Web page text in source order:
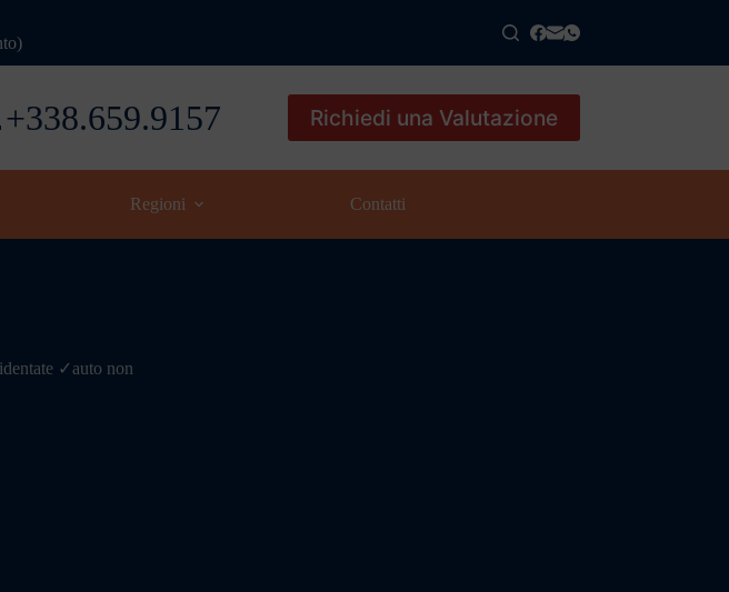
Richiedi una Valutazione
Regioni Contatti
✓auto non